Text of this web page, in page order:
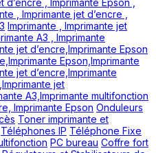
, Imprimante jet d’encre ,
Imprimante , Imprimante jet
A3 , Imprimante
jet d’encre,Imprimante Epson
Epson,Imprimante
jet d’encre,Imprimante
jet
A3,Imprimante multifonction
Imprimante Epson Onduleurs
Toner imprimante et
Téléphones IP Téléphone Fixe
PC bureau Coffre fort